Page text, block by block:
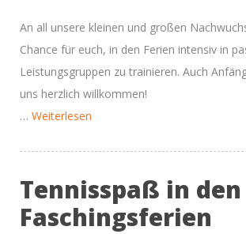
An all unsere kleinen und großen
Chance für euch, in den Ferien intensiv in
Leistungsgruppen zu trainieren. Auch
uns herzlich willkommen!
… Weiterlesen
Osterferien”
Tennisspaß in den
Faschingsferien